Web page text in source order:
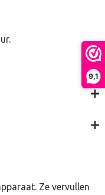
9,1
Ze vervullen